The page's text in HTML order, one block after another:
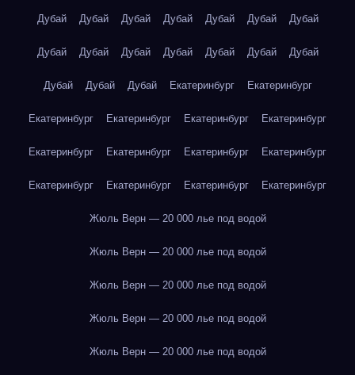
Дубай Дубай Дубай Дубай Дубай Дубай Дубай
Дубай Дубай Дубай Дубай Дубай Дубай Дубай
Дубай Дубай Дубай Екатеринбург Екатеринбург
Екатеринбург Екатеринбург Екатеринбург Екатеринбург
Екатеринбург Екатеринбург Екатеринбург Екатеринбург
Екатеринбург Екатеринбург Екатеринбург Екатеринбург
Жюль Верн — 20 000 лье под водой
Жюль Верн — 20 000 лье под водой
Жюль Верн — 20 000 лье под водой
Жюль Верн — 20 000 лье под водой
Жюль Верн — 20 000 лье под водой